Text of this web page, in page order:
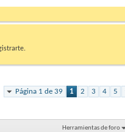
Página 1 de 39 1 2 3 4 5
Herramientas de foro